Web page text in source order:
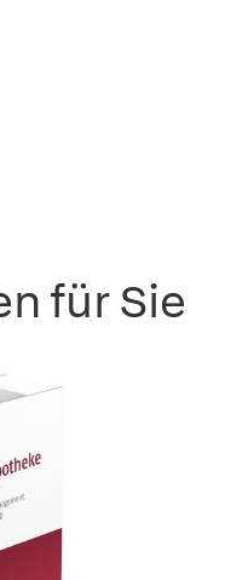
für Sie